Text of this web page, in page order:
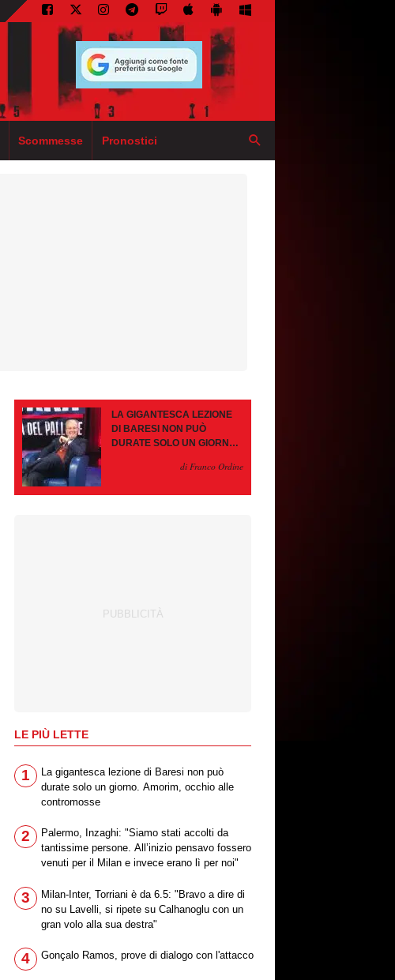
Scommesse Pronostici
LA GIGANTESCA LEZIONE
DI BARESI NON PUÒ
DURATE SOLO UN GIORNO.
CONTROMOSSEdi Franco Ordine
LE PIÙ LETTE
1
La gigantesca lezione di Baresi non può
durate solo un giorno. Amorim, occhio alle
contromosse
2
Palermo, Inzaghi: "Siamo stati accolti da
tantissime persone. All’inizio pensavo fossero
venuti per il Milan e invece erano lì per noi"
3
Milan-Inter, Torriani è da 6.5: "Bravo a dire di
no su Lavelli, si ripete su Calhanoglu con un
gran volo alla sua destra"
4 Gonçalo Ramos, prove di dialogo con l'attacco